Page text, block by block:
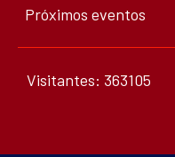
Próximos eventos
Visitantes: 363105